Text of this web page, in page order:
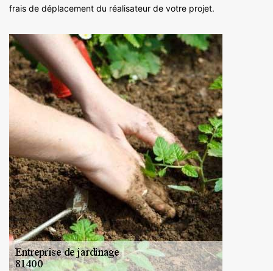
frais de déplacement du réalisateur de votre projet.